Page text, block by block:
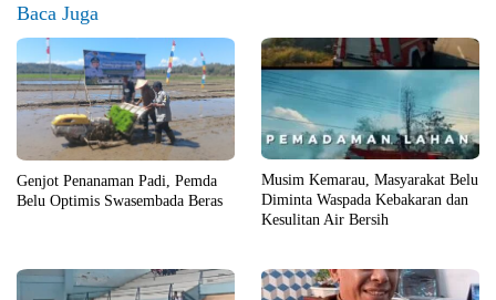
Baca Juga
Genjot Penanaman Padi, Pemda
Belu Optimis Swasembada Beras
Musim Kemarau, Masyarakat Belu
Diminta Waspada Kebakaran dan
Kesulitan Air Bersih